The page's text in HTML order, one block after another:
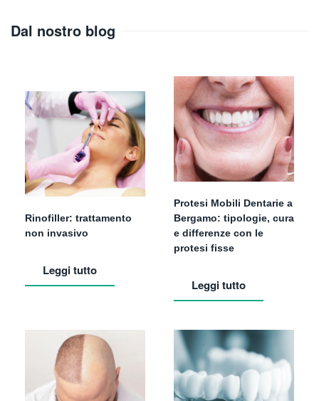
Dal nostro blog
Rinofiller: trattamento
non invasivo
Leggi tutto
Protesi Mobili Dentarie a
Bergamo: tipologie, cura
e differenze con le
protesi fisse
Leggi tutto